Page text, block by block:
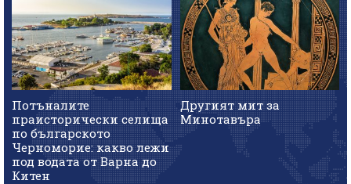
Потъналите
праисторически селища
по българското
Черноморие: какво лежи
под водата от Варна до
Китен
Другият мит за
Минотавъра